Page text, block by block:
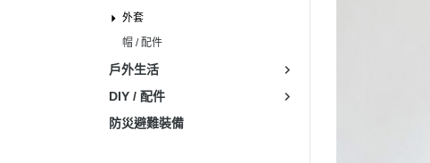
外套
帽 / 配件
戶外生活
DIY / 配件
防災避難裝備